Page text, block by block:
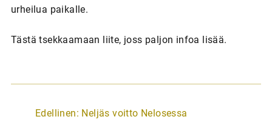
urheilua paikalle.
Tästä tsekkaamaan liite, joss paljon infoa lisää.
A
Edellinen: Neljäs voitto Nelosessa